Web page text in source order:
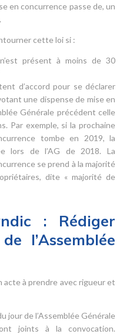
en concurrence passe de, un
cette loi si :
présent à moins de 30
d’accord pour se déclarer
une dispense de mise en
Générale précédent celle
Par exemple, si la prochaine
tombe en 2019, la
lors de l’AG de 2018. La
se prend à la majorité
dite « majorité de
: Rédiger
l’Assemblée
acte à prendre avec rigueur et
jour de l’Assemblée Générale
joints à la convocation.